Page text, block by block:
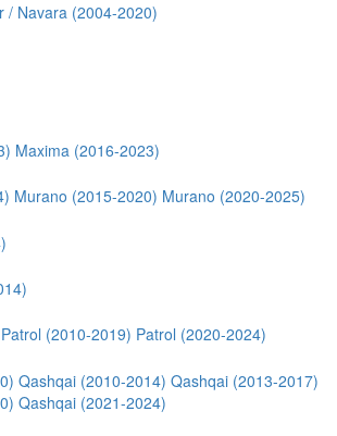
/ Navara (2004-2020)
Maxima (2016-2023)
Murano (2015-2020) Murano (2020-2025)
Patrol (2010-2019) Patrol (2020-2024)
Qashqai (2010-2014) Qashqai (2013-2017)
Qashqai (2021-2024)